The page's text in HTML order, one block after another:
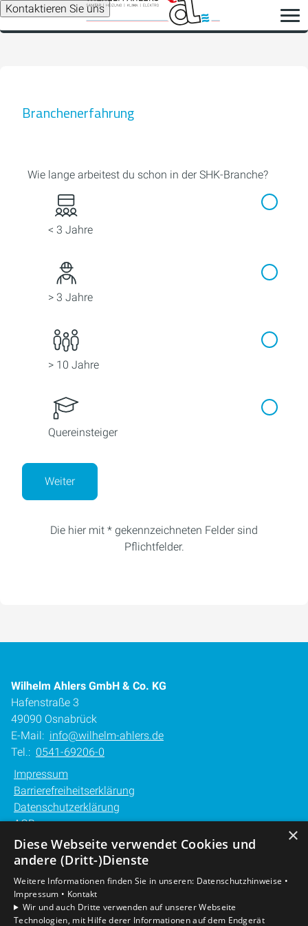
Kontaktieren Sie uns
Branchenerfahrung
Wie lange arbeitest du schon in der SHK-Branche?
< 3 Jahre
> 3 Jahre
> 10 Jahre
Quereinsteiger
Weiter
Die hier mit * gekennzeichneten Felder sind
Pflichtfelder.
Wilhelm Ahlers GmbH & Co. KG
Hafenstraße 3
49090 Osnabrück
E-Mail: info@wilhelm-ahlers.de
Tel.: 0541-69206-0
Impressum
Barrierefreiheitserklärung
Datenschutzerklärung
AGB
Unsere Bereiche
Gewerbekunden
Karriere
Unternehmen
×
Diese Webseite verwendet Cookies und
andere (Dritt-)Dienste
Weitere Informationen finden Sie in unseren: Datenschutzhinweise •
Impressum • Kontakt
Wir und auch Dritte verwenden auf unserer Webseite
Technologien, mit Hilfe derer Informationen auf dem Endgerät